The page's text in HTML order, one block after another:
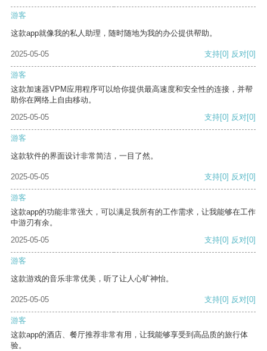
游客
这款app就像我的私人助理，随时随地为我的办公提供帮助。
2025-05-05 支持[0] 反对[0]
游客
这款加速器VPM应用程序可以给你提供最高速度和安全性的连接，并帮
助你在网络上自由移动。
2025-05-05
支持[0] 反对[0]
游客
这款软件的界面设计非常简洁，一目了然。
2025-05-05 支持[0] 反对[0]
游客
这款app的功能非常强大，可以满足我所有的工作需求，让我能够在工作
中游刃有余。
2025-05-05
支持[0] 反对[0]
游客
这款游戏的音乐非常优美，听了让人心旷神怡。
2025-05-05 支持[0] 反对[0]
游客
这款app的酒店、餐厅推荐非常有用，让我能够享受到高品质的旅行体
验。